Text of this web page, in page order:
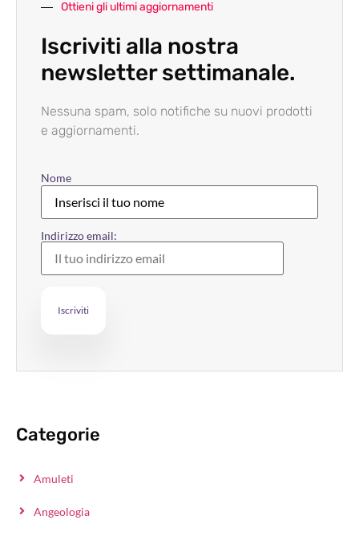
Ottieni gli ultimi aggiornamenti
Iscriviti alla nostra
newsletter settimanale.
Nessuna spam, solo notifiche su nuovi prodotti
e aggiornamenti.
Nome
Indirizzo email:
Categorie
Amuleti
Angeologia